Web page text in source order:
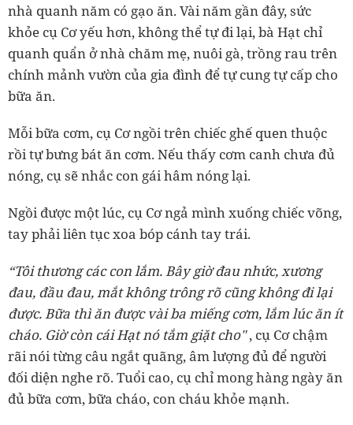
nhà quanh năm có gạo ăn. Vài năm gần đây, sức
khỏe cụ Cơ yếu hơn, không thể tự đi lại, bà Hạt chỉ
quanh quẩn ở nhà chăm mẹ, nuôi gà, trồng rau trên
chính mảnh vườn của gia đình để tự cung tự cấp cho
bữa ăn.
Mỗi bữa cơm, cụ Cơ ngồi trên chiếc ghế quen thuộc
rồi tự bưng bát ăn cơm. Nếu thấy cơm canh chưa đủ
nóng, cụ sẽ nhắc con gái hâm nóng lại.
Ngồi được một lúc, cụ Cơ ngả mình xuống chiếc võng,
tay phải liên tục xoa bóp cánh tay trái.
“Tôi thương các con lắm. Bây giờ đau nhức, xương
đau, đầu đau, mắt không trông rõ cũng không đi lại
được. Bữa thì ăn được vài ba miếng cơm, lắm lúc ăn ít
cháo. Giờ còn cái Hạt nó tắm giặt cho", cụ Cơ chậm
rãi nói từng câu ngắt quãng, âm lượng đủ để người
đối diện nghe rõ. Tuổi cao, cụ chỉ mong hàng ngày ăn
đủ bữa cơm, bữa cháo, con cháu khỏe mạnh.